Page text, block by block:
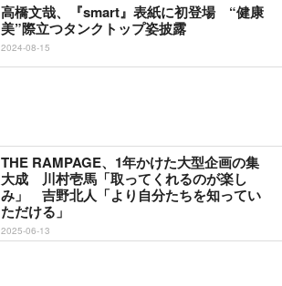
高橋文哉、『smart』表紙に初登場 “健康
美”際立つタンクトップ姿披露
2024-08-15
THE RAMPAGE、1年かけた大型企画の集
大成 川村壱馬「取ってくれるのが楽し
み」 吉野北人「より自分たちを知ってい
ただける」
2025-06-13